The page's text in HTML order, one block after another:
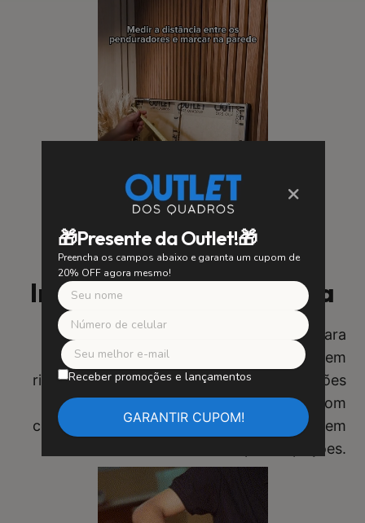
×
🎁Presente da Outlet!🎁
Preencha os campos abaixo e garanta um cupom de
20% OFF agora mesmo!
Receber promoções e lançamentos
Instalação Fácil e Segura
Utilizamos suportes de alta qualidade para
garantir uma instalação fácil e segura, sem
risco de quedas. Diga adeus às preocupações
com fitas adesivas instáveis. Compre com
confiança e desfrute de sua obra de arte sem
preocupações.